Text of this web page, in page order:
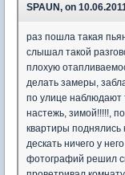
SPAUN, on
раз пошла такая
слышал такой
плохую
делать замеры,
по улице наблюдают
настежь, зимой!!!!!,
квартиры поднялись
дескать ничего у
фотографий решил